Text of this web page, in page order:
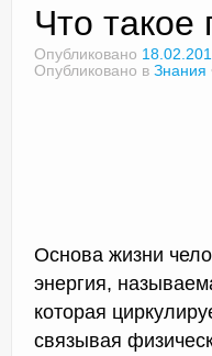
Йога для
Триггерные
Контакты
Что такое
Опубликовано
Опубликовано в Знания
Основа жизни
энергия,
которая
связывая